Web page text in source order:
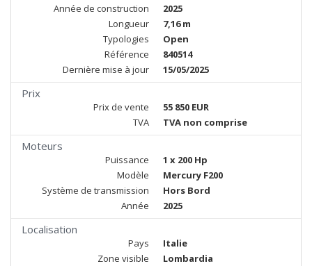
Année de construction
2025
Longueur
7,16 m
Typologies
Open
Référence
840514
Dernière mise à jour
15/05/2025
Prix
Prix de vente
55 850 EUR
TVA
TVA non comprise
Moteurs
Puissance
1 x 200 Hp
Modèle
Mercury F200
Système de transmission
Hors Bord
Année
2025
Localisation
Pays
Italie
Zone visible
Lombardia